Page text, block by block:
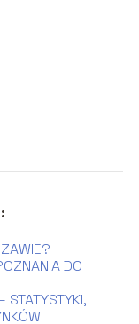
DO
STATYSTYKI,